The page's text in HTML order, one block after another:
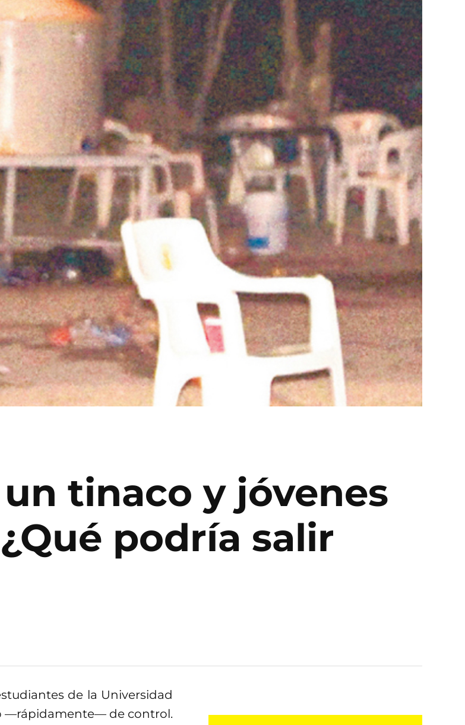
un tinaco y jóvenes
podría salir
de la Universidad
—rápidamente— de control.